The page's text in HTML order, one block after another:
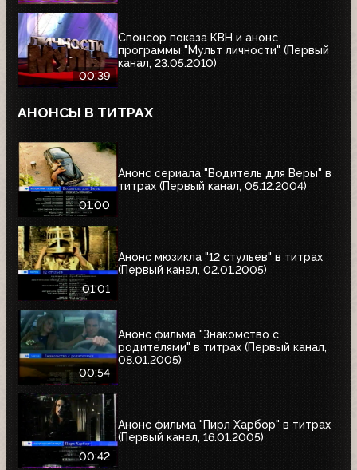
00:39
Спонсор показа КВН и анонс
программы "Мульт личности" (Первый
канал, 23.05.2010)
АНОНСЫ В ТИТРАХ
01:00
Анонс сериала "Водитель для Веры" в
титрах (Первый канал, 05.12.2004)
01:01
Анонс мюзикла "12 стульев" в титрах
(Первый канал, 02.01.2005)
00:54
Анонс фильма "Знакомство с
родителями" в титрах (Первый канал,
08.01.2005)
00:42
Анонс фильма "Пирл Харбор" в титрах
(Первый канал, 16.01.2005)